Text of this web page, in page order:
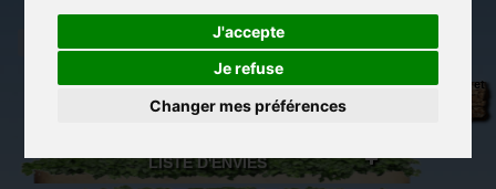
J'accepte
Je refuse
Changer mes préférences
Librairie des
Carterie
originale
Activités
détente et jeux
Objets déco et
LISTE D'ENVIES